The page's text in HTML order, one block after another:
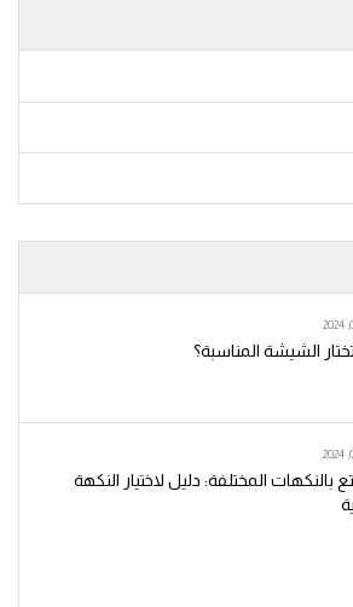
الشيشة المناسبة؟
بالنكهات المختلفة: دليل لاختيار النكهة